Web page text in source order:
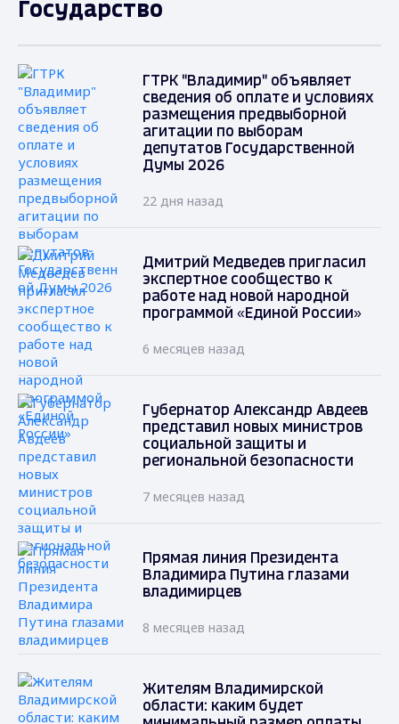
Государство
ГТРК "Владимир" объявляет
сведения об оплате и условиях
размещения предвыборной
агитации по выборам
депутатов Государственной
Думы 2026
22 дня назад
Дмитрий Медведев пригласил
экспертное сообщество к
работе над новой народной
программой «Единой России»
6 месяцев назад
Губернатор Александр Авдеев
представил новых министров
социальной защиты и
региональной безопасности
7 месяцев назад
Прямая линия Президента
Владимира Путина глазами
владимирцев
8 месяцев назад
Жителям Владимирской
области: каким будет